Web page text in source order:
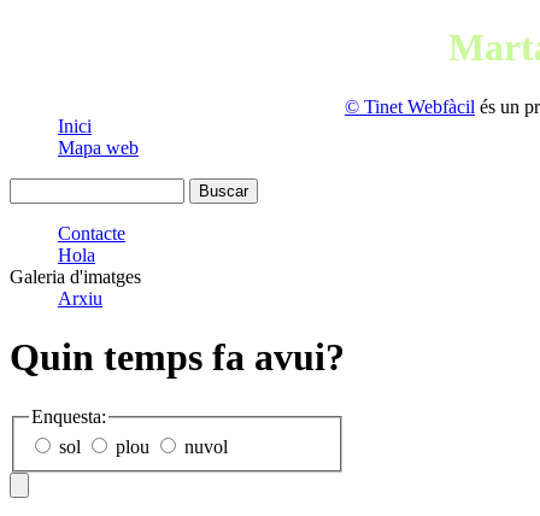
Inici
Mapa web
Contacte
Hola
Galeria d'imatges
Arxiu
Quin temps fa avui?
Enquesta:
sol
plou nuvol
© Tinet Webfàcil és un